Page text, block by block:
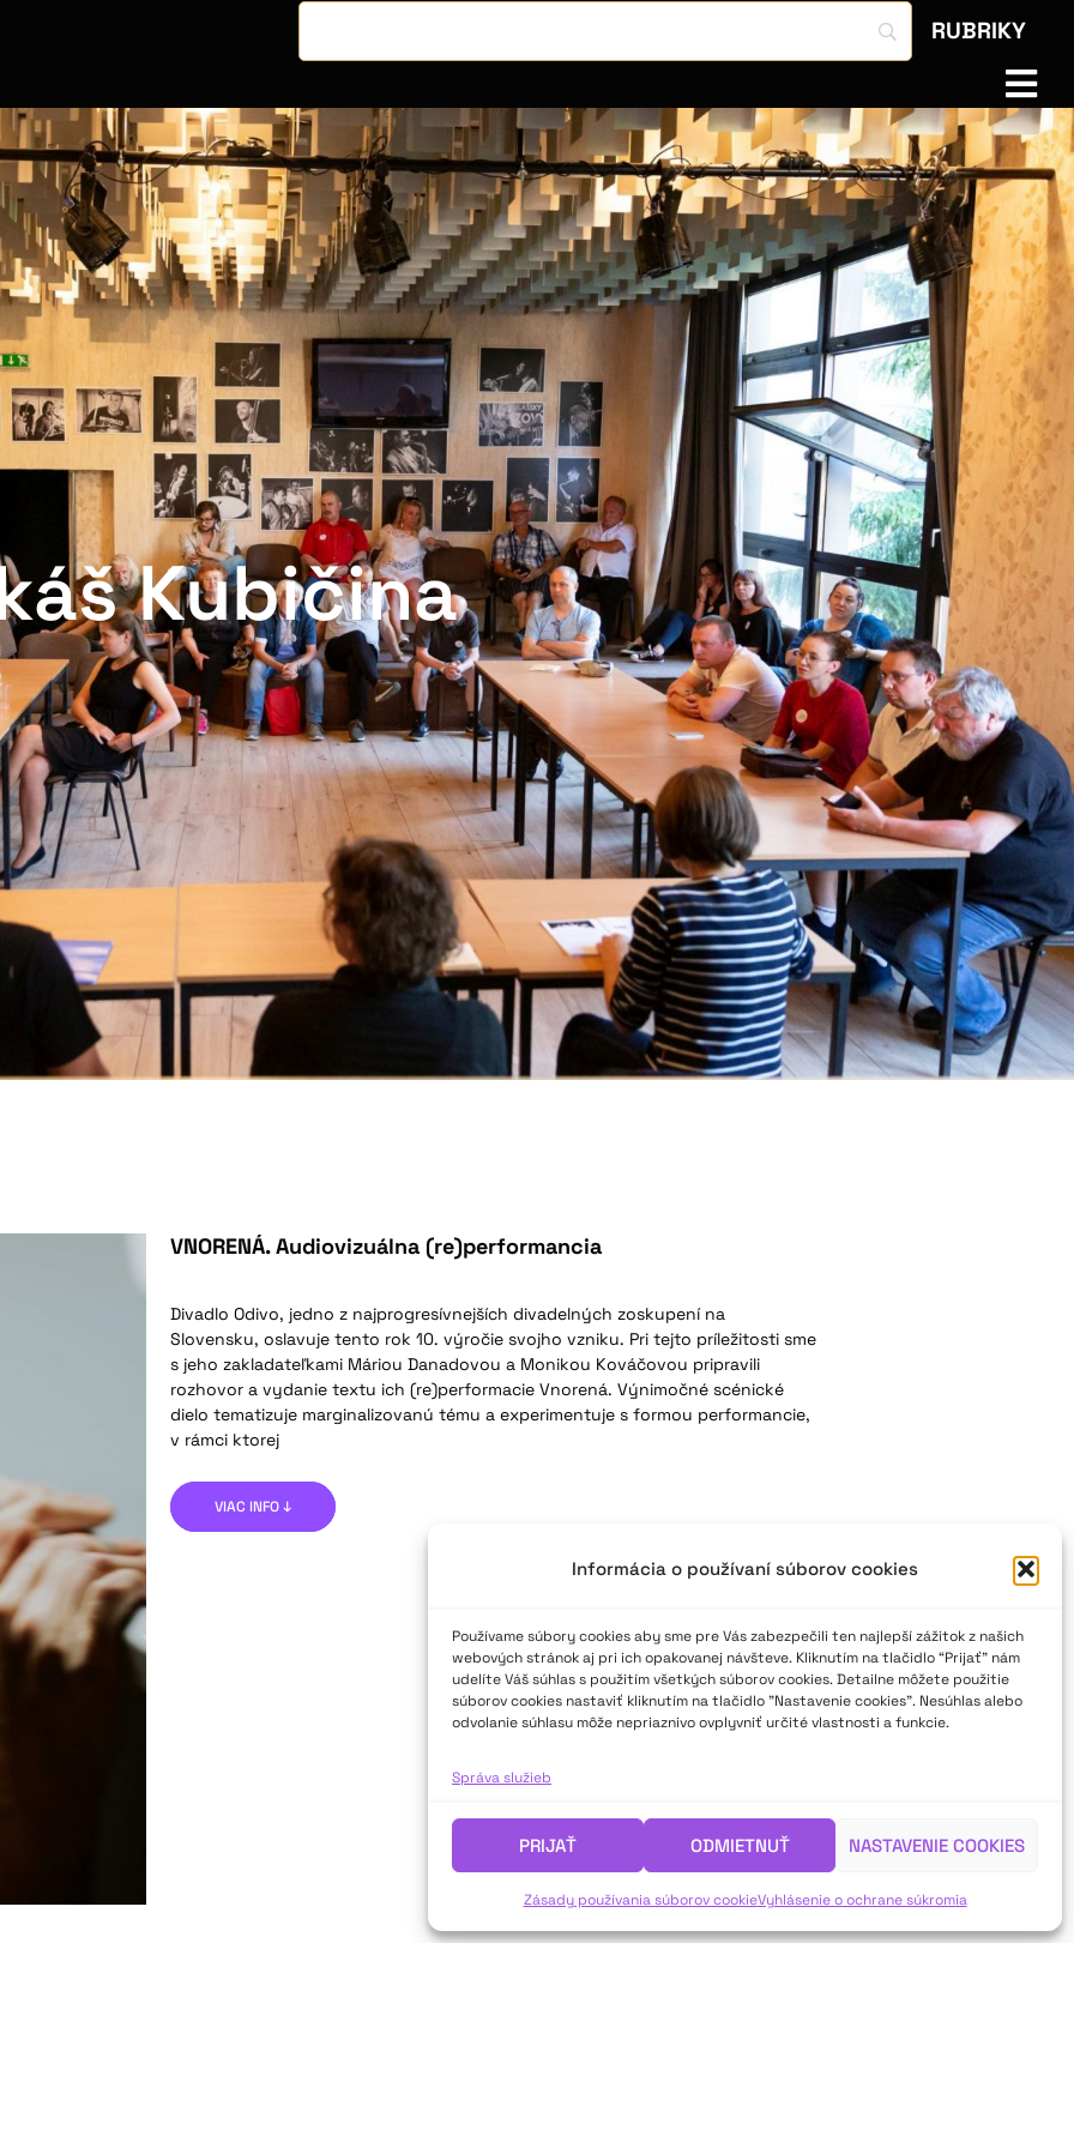
Informácia o používaní súborov cookies
Používame súbory cookies aby sme pre Vás zabezpečili ten najlepší zážitok z našich
webových stránok aj pri ich opakovanej návšteve. Kliknutím na tlačidlo “Prijať” nám
udelíte Váš súhlas s použitím všetkých súborov cookies. Detailne môžete použitie
súborov cookies nastaviť kliknutím na tlačidlo "Nastavenie cookies". Nesúhlas alebo
odvolanie súhlasu môže nepriaznivo ovplyvniť určité vlastnosti a funkcie.
Správa služieb
PRIJAŤ ODMIETNUŤ NASTAVENIE COOKIES
Zásady používania súborov cookieVyhlásenie o ochrane súkromia
RUBRIKY
Kubičina
VNORENÁ. Audiovizuálna (re)performancia
Divadlo Odivo, jedno z najprogresívnejších divadelných zoskupení na
Slovensku, oslavuje tento rok 10. výročie svojho vzniku. Pri tejto príležitosti sme
s jeho zakladateľkami Máriou Danadovou a Monikou Kováčovou pripravili
rozhovor a vydanie textu ich (re)performacie Vnorená. Výnimočné scénické
dielo tematizuje marginalizovanú tému a experimentuje s formou performancie,
v rámci ktorej
VIAC INFO ↓